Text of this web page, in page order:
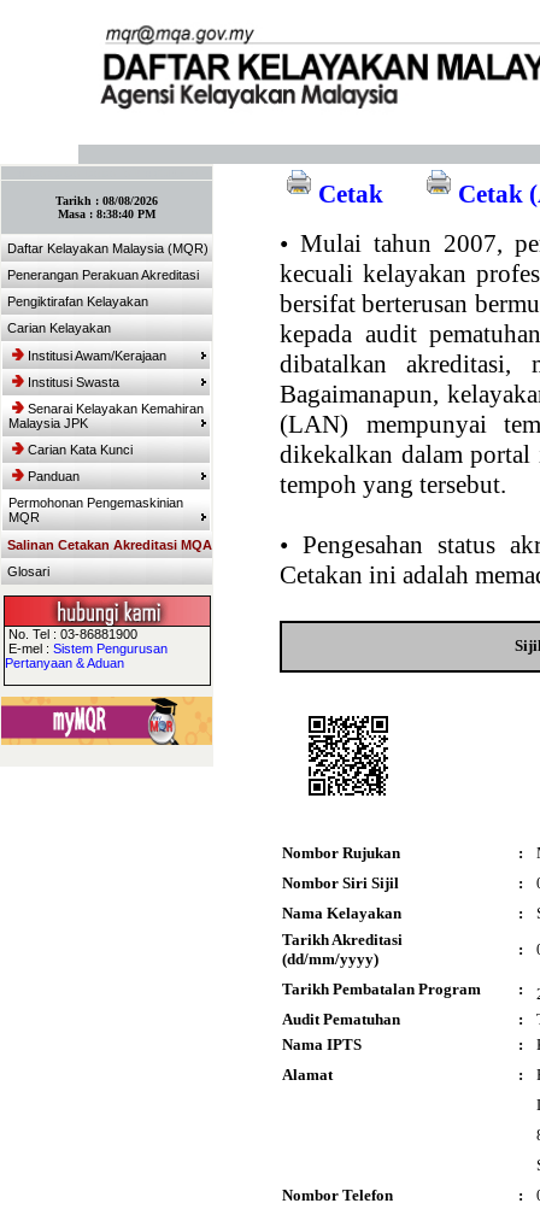
Tarikh : 08/08/2026
Masa : 8:38:40 PM
Daftar Kelayakan Malaysia (MQR)
Penerangan Perakuan Akreditasi
Pengiktirafan Kelayakan
Carian Kelayakan
Institusi Awam/Kerajaan
Institusi Swasta
Senarai Kelayakan Kemahiran
Malaysia JPK
Carian Kata Kunci
Panduan
Permohonan Pengemaskinian
MQR
Salinan Cetakan Akreditasi MQA
Glosari
No. Tel : 03-86881900
E-mel : Sistem Pengurusan
Pertanyaan & Aduan
Cetak
Cetak
• Mulai tahun 2007,
kecuali kelayakan
bersifat berterusan
kepada audit
dibatalkan akreditasi,
Bagaimanapun,
(LAN) mempunyai
dikekalkan dalam portal
tempoh yang tersebut.
• Pengesahan status
Cetakan ini adalah
Nombor Rujukan :
Nombor Siri Sijil
:
Nama Kelayakan
:
Tarikh Akreditasi
(dd/mm/yyyy)
:
Tarikh Pembatalan Program :
Audit Pematuhan
:
Nama IPTS
:
Alamat
:
Nombor Telefon
: